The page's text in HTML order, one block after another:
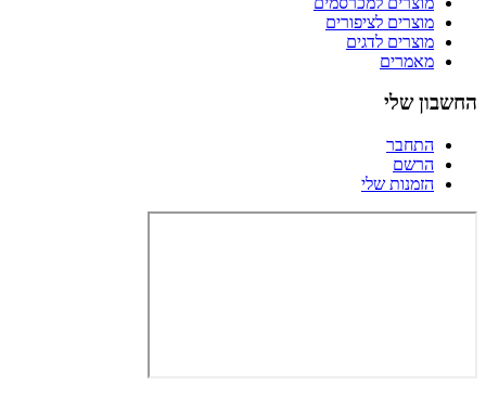
מוצרים לציפורים
מוצרים לדגים
מאמרים
החשבון שלי
התחבר
הרשם
הזמנות שלי